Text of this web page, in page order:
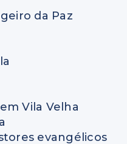
da Paz
Vila Velha
evangélicos